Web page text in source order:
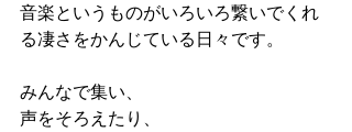
音楽というものがいろいろ繋いでくれ
る凄さをかんじている日々です。
みんなで集い、
声をそろえたり、